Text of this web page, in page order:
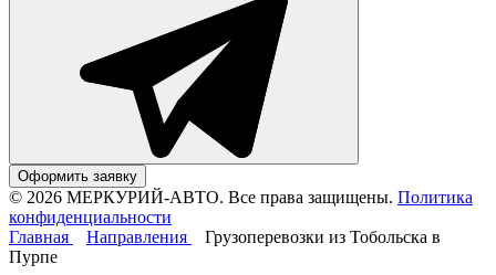
Оформить заявку
© 2026 МЕРКУРИЙ-АВТО. Все права защищены. Политика
конфиденциальности
Главная
Направления
Грузоперевозки из Тобольска в
Пурпе